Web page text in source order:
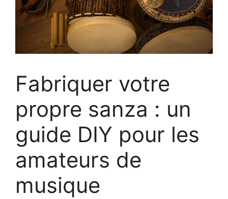
Fabriquer votre
propre sanza : un
guide DIY pour les
amateurs de
musique